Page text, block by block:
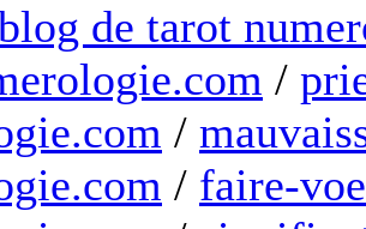
de tarot
/
/
/ faire-